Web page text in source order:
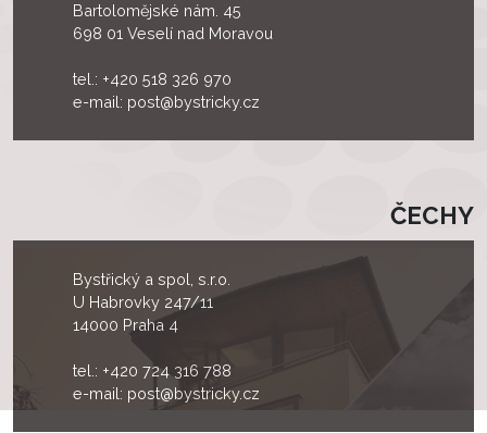
Bartolomějské nám. 45
698 01 Veselí nad Moravou
tel.: +420 518 326 970
e-mail: post@bystricky.cz
ČECHY
Bystřický a spol, s.r.o.
U Habrovky 247/11
14000 Praha 4
tel.: +420 724 316 788
e-mail: post@bystricky.cz